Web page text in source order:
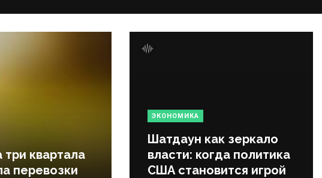
квартала
перевозки
ЭКОНОМИКА
Шатдаун как зеркало
власти: когда политика
США становится игрой